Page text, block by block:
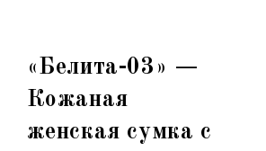
«Белита-03» —
Кожаная
женская сумка с